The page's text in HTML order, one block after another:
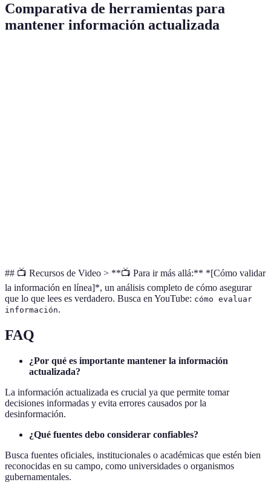
Comparativa de herramientas para
mantener información actualizada
## 📺 Recursos de Video > **📺 Para ir más allá:** *[Cómo validar
la información en línea]*, un análisis completo de cómo asegurar
que lo que lees es verdadero. Busca en YouTube: cómo evaluar
información.
FAQ
¿Por qué es importante mantener la información
actualizada?
La información actualizada es crucial ya que permite tomar
decisiones informadas y evita errores causados por la
desinformación.
¿Qué fuentes debo considerar confiables?
Busca fuentes oficiales, institucionales o académicas que estén bien
reconocidas en su campo, como universidades o organismos
gubernamentales.